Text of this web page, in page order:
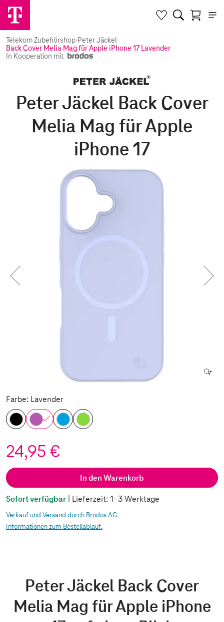
Telekom Zubehörshop·Peter Jäckel·
Back Cover Melia Mag für Apple iPhone 17 Lavender
In Kooperation mit
Peter Jäckel Back Cover
Melia Mag für Apple
iPhone 17
Farbe: Lavender
24,95 €
In den Warenkorb
Sofort verfügbar | Lieferzeit: 1-3 Werktage
Verkauf und Versand durch Brodos AG.
Informationen zum Bestellablauf.
Peter Jäckel Back Cover
Melia Mag für Apple iPhone